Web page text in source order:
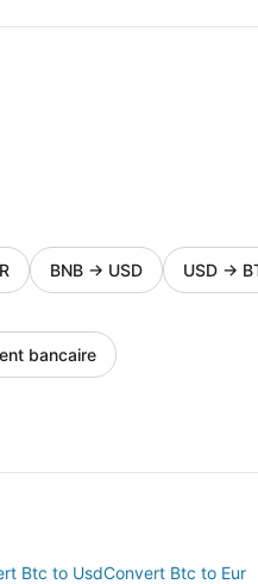
BNB → USD USD →
bancaire
Btc to UsdConvert Btc to Eur